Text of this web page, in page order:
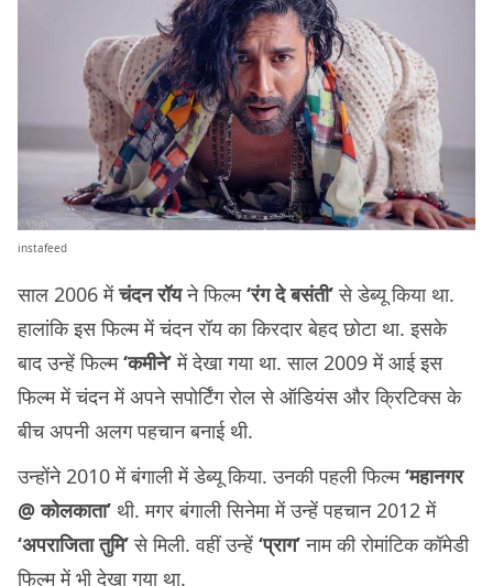
instafeed
साल 2006 मेंचंदन रॉयने फिल्म‘रंग दे बसंती’से डेब्यू किया था.
हालांकि इस फिल्म में चंदन रॉय का किरदार बेहद छोटा था. इसके
बाद उन्हें फिल्म‘कमीने’में देखा गया था. साल 2009 में आई इस
फिल्म में चंदन में अपने सपोर्टिंग रोल से ऑडियंस और क्रिटिक्स के
बीच अपनी अलग पहचान बनाई थी.
उन्होंने 2010 में बंगाली में डेब्यू किया. उनकी पहली फिल्म‘महानगर
@ कोलकाता’ थी. मगर बंगाली सिनेमा में उन्हें पहचान 2012 में
‘अपराजिता तुमि’से मिली. वहीं उन्हें ‘प्राग’नाम की रोमांटिक कॉमेडी
फिल्म में भी देखा गया था.